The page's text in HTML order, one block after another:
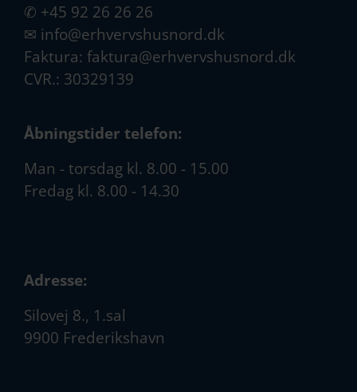
✆ +45 92 26 26 26
✉ info@erhvervshusnord.dk
Faktura: faktura@erhvervshusnord.dk
CVR.: 30329139
Åbningstider telefon:
Man - torsdag kl. 8.00 - 15.00
Fredag kl. 8.00 - 14.30
Adresse:
Silovej 8., 1.sal
9900 Frederikshavn